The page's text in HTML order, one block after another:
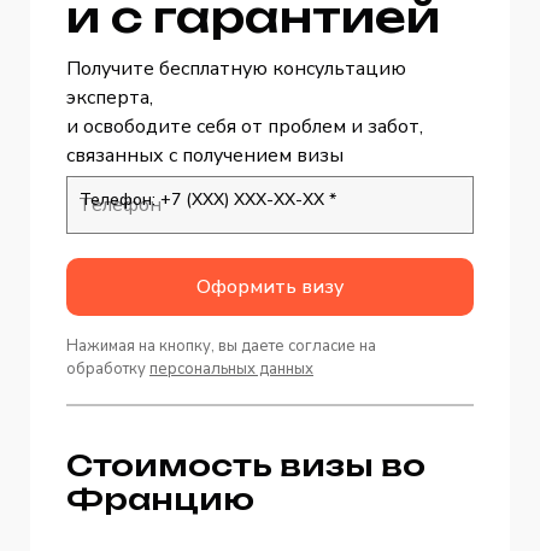
и с гарантией
Получите бесплатную консультацию
эксперта,
и освободите себя от проблем и забот,
связанных с получением визы
Телефон: +7 (ХХХ) ХХХ-ХХ-ХХ *
Оформить визу
Нажимая на кнопку, вы даете согласие на
обработку персональных данных
Стоимость визы во
Францию